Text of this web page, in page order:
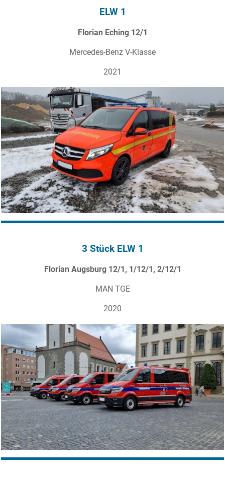
ELW 1
Florian Eching 12/1
Mercedes-Benz V-Klasse
2021
3 Stück ELW 1
Florian Augsburg 12/1, 1/12/1, 2/12/1
MAN TGE
2020